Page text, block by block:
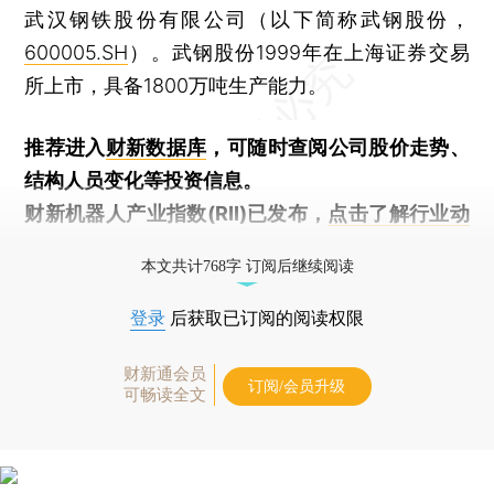
武汉钢铁股份有限公司（以下简称武钢股份，
600005.SH ）。武钢股份1999年在上海证券交易
所上市，具备1800万吨生产能力。
推荐进入财新数据库 ，可随时查阅公司股价走势、
结构人员变化等投资信息。
财新机器人产业指数(RII)已发布， 点击了解行业动
本文共计768字 订阅后继续阅读
登录 后获取已订阅的阅读权限
财新通会员
可畅读全文
订阅/会员升级